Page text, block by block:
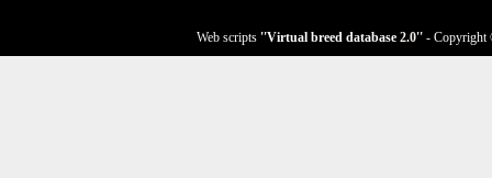
Web scripts ''Virtual breed database 2.0'' - Copyright